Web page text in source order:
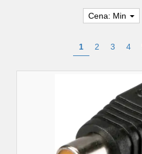
Cena: Min
1 2 3 4